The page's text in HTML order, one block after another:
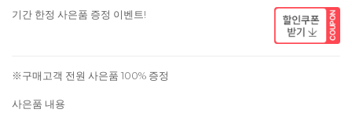
기간 한정 사은품 증정 이벤트!
※구매고객 전원 사은품 100% 증정
사은품 내용